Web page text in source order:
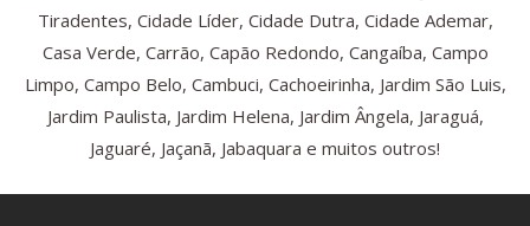
Tiradentes, Cidade Líder, Cidade Dutra, Cidade Ademar,
Casa Verde, Carrão, Capão Redondo, Cangaíba, Campo
Limpo, Campo Belo, Cambuci, Cachoeirinha, Jardim São Luis,
Jardim Paulista, Jardim Helena, Jardim Ângela, Jaraguá,
Jaguaré, Jaçanã, Jabaquara e muitos outros!